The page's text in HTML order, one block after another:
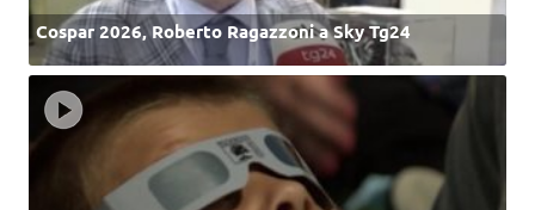
Cospar 2026, Roberto Ragazzoni a Sky Tg24